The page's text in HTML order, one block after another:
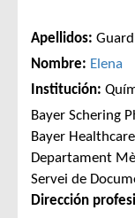
Apellidos:
Nombre: Elena
Institución:
Bayer Schering
Bayer
Departament
Servei de
Dirección